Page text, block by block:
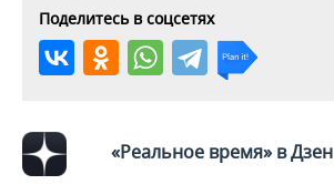
Поделитесь в соцсетях
«Реальное время» в Дзен